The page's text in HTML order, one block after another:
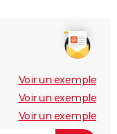
Voir un exemple
Voir un exemple
Voir un exemple